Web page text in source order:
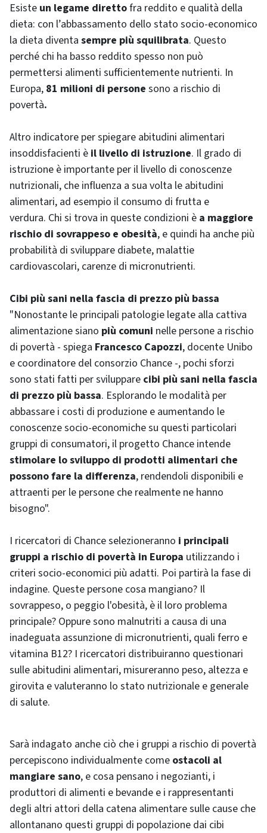
Esiste un legame direttofra reddito e qualità della
dieta: con l’abbassamento dello stato socio-economico
la dieta diventa sempre più squilibrata. Questo
perché chi ha basso reddito spesso non può
permettersi alimenti sufficientemente nutrienti. In
Europa, 81 milioni di persone sono a rischio di
povertà.
Altro indicatore per spiegare abitudini alimentari
insoddisfacienti è il livello di istruzione. Il grado di
istruzione è importante per il livello di conoscenze
nutrizionali, che influenza a sua volta le abitudini
alimentari, ad esempio il consumo di frutta e
verdura. Chi si trova in queste condizioni è a maggiore
rischio di sovrappeso e obesità, e quindi ha anche più
probabilità di sviluppare diabete, malattie
cardiovascolari, carenze di micronutrienti.
Cibi più sani nella fascia di prezzo più bassa
"Nonostante le principali patologie legate alla cattiva
alimentazione siano più comuni nelle persone a rischio
di povertà - spiega Francesco Capozzi, docente Unibo
e coordinatore del consorzio Chance -, pochi sforzi
sono stati fatti per sviluppare cibi più sani nella fascia
di prezzo più bassa. Esplorando le modalità per
abbassare i costi di produzione e aumentando le
conoscenze socio-economiche su questi particolari
gruppi di consumatori, il progetto Chance intende
stimolare lo sviluppo di prodotti alimentari che
possono fare la differenza, rendendoli disponibili e
attraenti per le persone che realmente ne hanno
bisogno".
I ricercatori di Chanceselezioneranno i principali
gruppi a rischio di povertà in Europa utilizzando i
criteri socio-economici più adatti. Poi partirà la fase di
indagine. Queste persone cosa mangiano? Il
sovrappeso, o peggio l'obesità, è il loro problema
principale? Oppure sono malnutriti a causa di una
inadeguata assunzione di micronutrienti, quali ferro e
vitamina B12? I ricercatori distribuiranno questionari
sulle abitudini alimentari, misureranno peso, altezza e
girovita e valuteranno lo stato nutrizionale e generale
di salute.
Sarà indagato anche ciò che i gruppi a rischio di povertà
percepiscono individualmente come ostacoli al
mangiare sano, e cosa pensano i negozianti, i
produttori di alimenti e bevande e i rappresentanti
degli altri attori della catena alimentare sulle cause che
allontanano questi gruppi di popolazione dai cibi